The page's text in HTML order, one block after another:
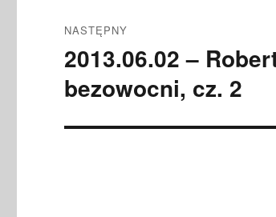
NASTĘPNY
Następny
wpis:
2013.06.02 –
bezowocni, cz. 2